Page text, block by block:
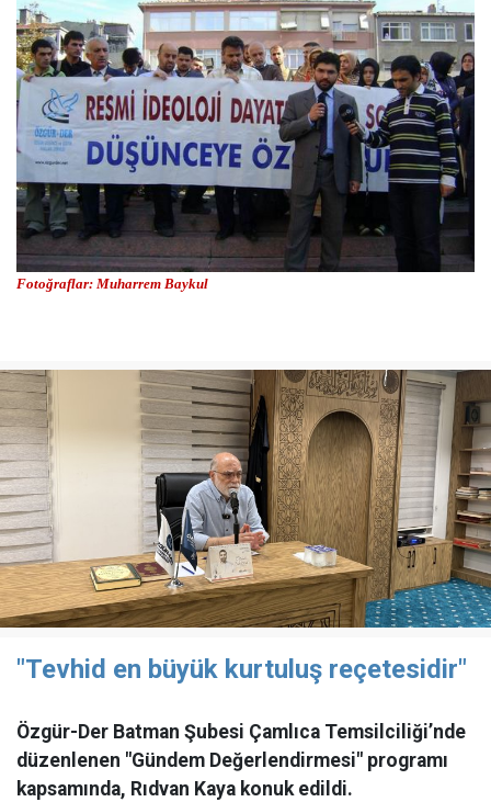
Fotoğraflar: Muharrem Baykul
"Tevhid en büyük kurtuluş reçetesidir"
Özgür-Der Batman Şubesi Çamlıca Temsilciliği’nde
düzenlenen "Gündem Değerlendirmesi" programı
kapsamında, Rıdvan Kaya konuk edildi.